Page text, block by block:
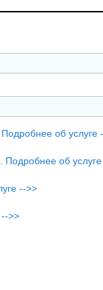
Подробнее об услуге
Подробнее об
-->>
>>